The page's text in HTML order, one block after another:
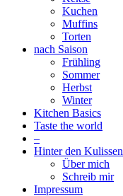
Kuchen
Muffins
Torten
nach Saison
Frühling
Sommer
Herbst
Winter
Kitchen Basics
Taste the world
–
Hinter den Kulissen
Über mich
Schreib mir
Impressum